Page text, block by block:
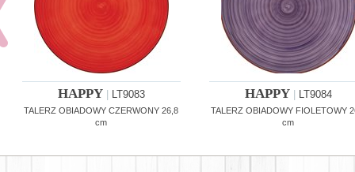
HAPPY LT9083
TALERZ OBIADOWY CZERWONY 26,8
cm
HAPPY LT9084
TALERZ OBIADOWY FIOLETOWY
cm